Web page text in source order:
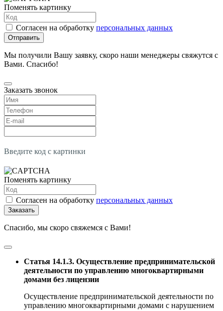
Поменять картинку
Согласен на обработку персональных данных
Отправить
Мы получили Вашу заявку, скоро наши менеджеры свяжутся с
Вами. Спасибо!
Заказать звонок
Введите код с картинки
Поменять картинку
Согласен на обработку персональных данных
Заказать
Спасибо, мы скоро свяжемся с Вами!
Статья 14.1.3. Осуществление предпринимательской
деятельности по управлению многоквартирными
домами без лицензии
Осуществление предпринимательской деятельности по
управлению многоквартирными домами с нарушением